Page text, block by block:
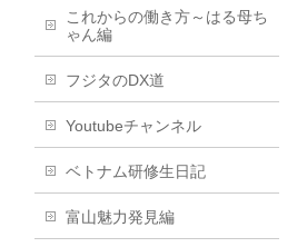
これからの働き方～はる母ち
ゃん編
フジタのDX道
Youtubeチャンネル
ベトナム研修生日記
富山魅力発見編